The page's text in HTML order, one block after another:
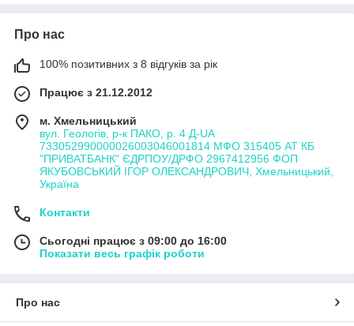
Про нас
100% позитивних з 8 відгуків за рік
Працює з 21.12.2012
м. Хмельницький
вул. Геологів, р-к ПАКО, р. 4 Д-UA
733052990000026003046001814 МФО 315405 АТ КБ
"ПРИВАТБАНК" ЄДРПОУ/ДРФО 2967412956 ФОП
ЯКУБОВСЬКИЙ ІГОР ОЛЕКСАНДРОВИЧ, Хмельницький,
Україна
Контакти
Сьогодні працює з 09:00 до 16:00
Показати весь графік роботи
Про нас